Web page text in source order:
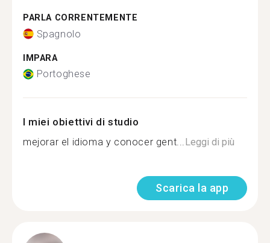
PARLA CORRENTEMENTE
Spagnolo
IMPARA
Portoghese
I miei obiettivi di studio
mejorar el idioma y conocer gent...Leggi di più
Scarica la app